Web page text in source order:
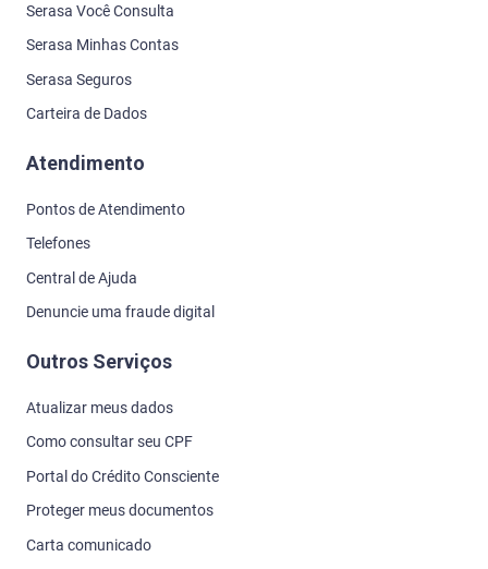
Serasa Você Consulta
Serasa Minhas Contas
Serasa Seguros
Carteira de Dados
Atendimento
Pontos de Atendimento
Telefones
Central de Ajuda
Denuncie uma fraude digital
Outros Serviços
Atualizar meus dados
Como consultar seu CPF
Portal do Crédito Consciente
Proteger meus documentos
Carta comunicado